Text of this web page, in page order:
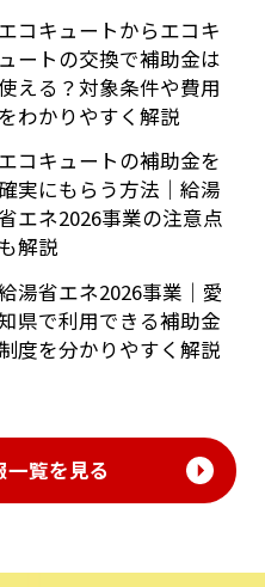
エコキュートからエコキ
ュートの交換で補助金は
える？対象条件や費用
をわかりやすく解説
エコキュートの補助金を
実にもらう方法｜給湯
エネ2026事業の注意点
も解説
湯省エネ2026事業｜愛
県で利用できる補助金
制度を分かりやすく解説
覧を見る